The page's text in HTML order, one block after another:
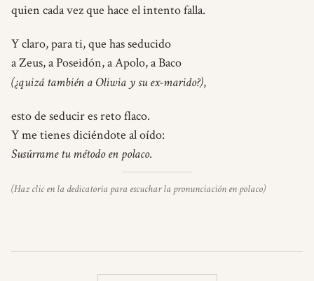
quien cada vez que hace el intento falla.
Y claro, para ti, que has seducido
a Zeus, a Poseidón, a Apolo, a Baco
(¿quizá también a Oliwia y su ex-marido?),
esto de seducir es reto flaco.
Y me tienes diciéndote al oído:
Susúrrame tu método en polaco.
(Haz clic en la dedicatoria para escuchar la pronunciación en polaco)